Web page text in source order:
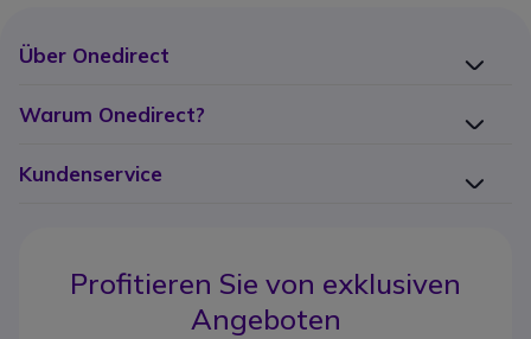
Über Onedirect
Warum Onedirect?
Kundenservice
Profitieren Sie von exklusiven
Angeboten